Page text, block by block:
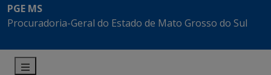
PGE MS
Procuradoria-Geral do Estado de Mato Grosso do Sul